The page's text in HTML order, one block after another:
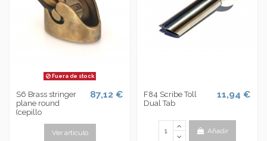
Fuera de stock
S6 Brass stringer
plane round
(cepillo
87,12 €
Ver artículo
F84 Scribe Toll
Dual Tab
11,94 €
Añadir